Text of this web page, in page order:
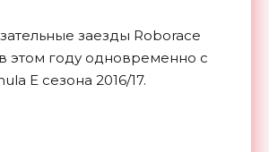
заезды Roborace
этом году одновременно с
E сезона 2016/17.